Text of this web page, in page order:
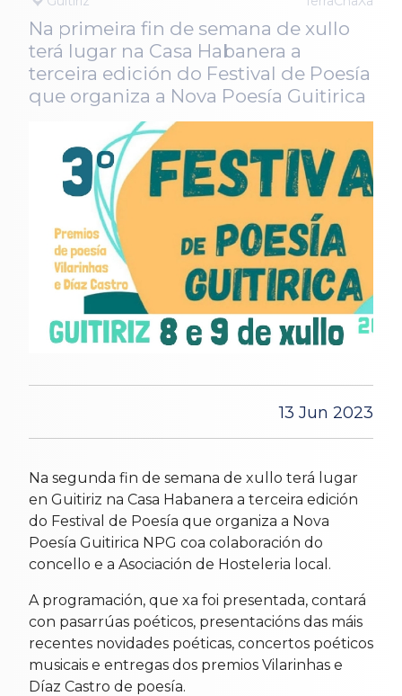
Na primeira fin de semana de xullo
terá lugar na Casa Habanera a
terceira edición do Festival de Poesía
que organiza a Nova Poesía Guitirica
13 Jun 2023
Na segunda fin de semana de xullo terá lugar
en Guitiriz na Casa Habanera a terceira edición
do Festival de Poesía que organiza a Nova
Poesía Guitirica NPG coa colaboración do
concello e a Asociación de Hosteleria local.
A programación, que xa foi presentada, contará
con pasarrúas poéticos, presentacións das máis
recentes novidades poéticas, concertos poéticos
musicais e entregas dos premios Vilarinhas e
Díaz Castro de poesía.